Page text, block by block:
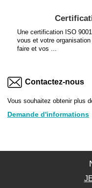
Une certification ISO
vous et votre
faire et vos ...
Contactez-nous
Vous souhaitez obtenir plus
Demande d'informations